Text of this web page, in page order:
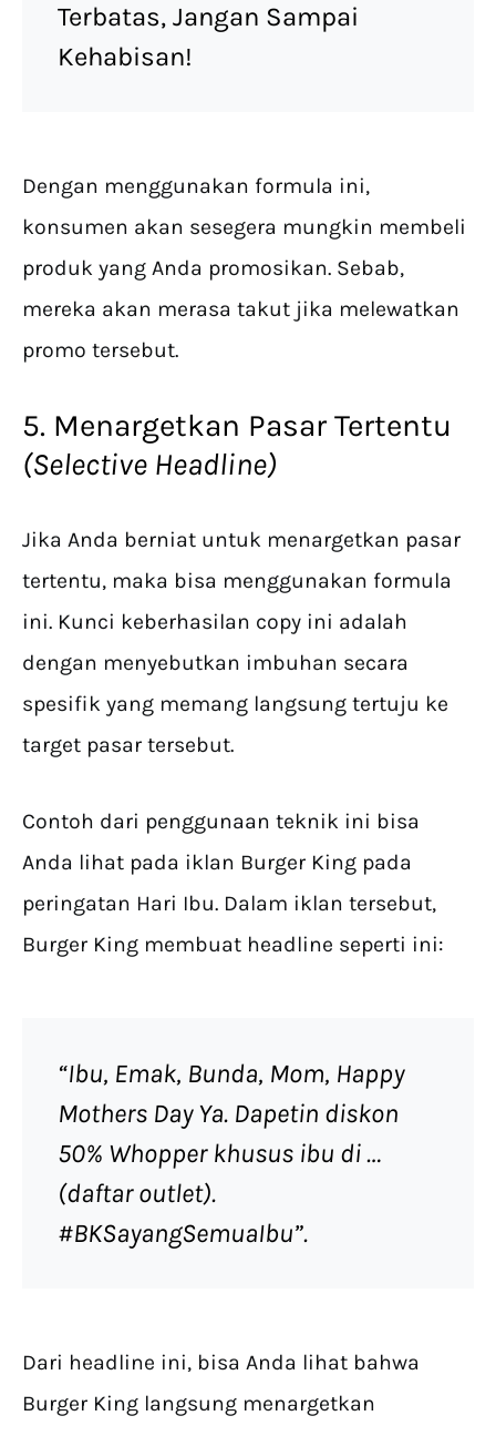
Terbatas, Jangan Sampai
Kehabisan!
Dengan menggunakan formula ini,
konsumen akan sesegera mungkin membeli
produk yang Anda promosikan. Sebab,
mereka akan merasa takut jika melewatkan
promo tersebut.
5. Menargetkan Pasar Tertentu
(Selective Headline)
Jika Anda berniat untuk menargetkan pasar
tertentu, maka bisa menggunakan formula
ini. Kunci keberhasilan copy ini adalah
dengan menyebutkan imbuhan secara
spesifik yang memang langsung tertuju ke
target pasar tersebut.
Contoh dari penggunaan teknik ini bisa
Anda lihat pada iklan Burger King pada
peringatan Hari Ibu. Dalam iklan tersebut,
Burger King membuat headline seperti ini:
“Ibu, Emak, Bunda, Mom, Happy
Mothers Day Ya. Dapetin diskon
50% Whopper khusus ibu di …
(daftar outlet).
#BKSayangSemuaIbu”.
Dari headline ini, bisa Anda lihat bahwa
Burger King langsung menargetkan